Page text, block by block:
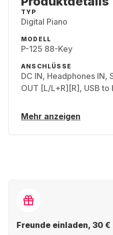
TYP
Digital Piano
MODELL
P-125 88-Key
ANSCHLÜSSE
DC IN, Headphones IN,
OUT [L/L+R][R], USB to
Mehr anzeigen
Freunde einladen, 30